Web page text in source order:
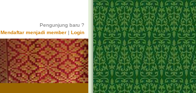
Pengunjung baru ?
Mendaftar menjadi member | Login